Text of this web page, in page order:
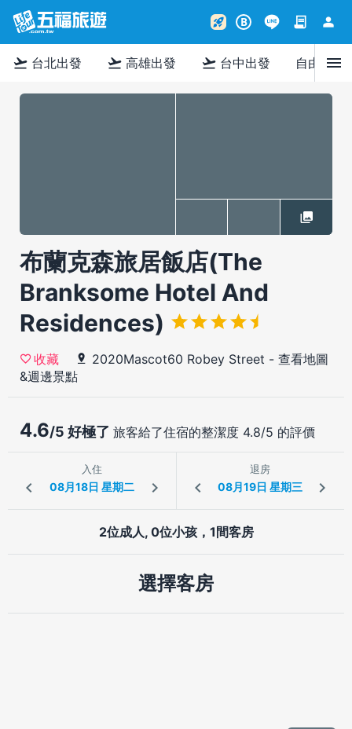
rocket_launch B contract person
flight_takeoff 台北出發 flight_takeoff 高雄出發 flight_takeoff 台中出發 自由行menu
布蘭克森旅居飯店(The
Branksome Hotel And
Residences)
收藏 2020Mascot60 Robey Street - 查看地圖
&週邊景點
4.6/5 好極了 旅客給了住宿的整潔度 4.8/5 的評價
入住 退房
2位成人, 0位小孩，1間客房
選擇客房